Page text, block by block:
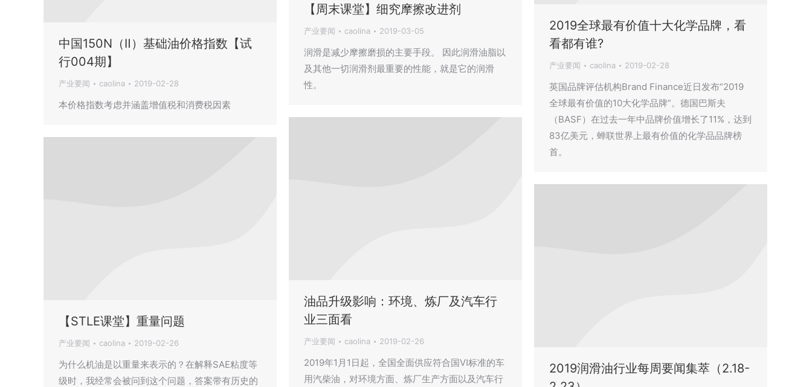
【周末课堂】细究摩擦改进剂
产业要闻 caolina 2019-03-05
润滑是减少摩擦磨损的主要手段。 因此润滑油脂以
及其他一切润滑剂最重要的性能，就是它的润滑
性。
2019全球最有价值十大化学品牌，看
看都有谁?
产业要闻 caolina 2019-02-28
英国品牌评估机构Brand Finance近日发布“2019
全球最有价值的10大化学品牌”。德国巴斯夫
（BASF）在过去一年中品牌价值增长了11%，达到
83亿美元，蝉联世界上最有价值的化学品品牌榜
首。
中国150N（Ⅱ）基础油价格指数【试
行004期】
产业要闻 caolina 2019-02-28
本价格指数考虑并涵盖增值税和消费税因素
油品升级影响：环境、炼厂及汽车行
业三面看
产业要闻 caolina 2019-02-26
2019年1月1日起，全国全面供应符合国Ⅵ标准的车
用汽柴油，对环境方面、炼厂生产方面以及汽车行
【STLE课堂】重量问题
产业要闻 caolina 2019-02-26
为什么机油是以重量来表示的？在解释SAE粘度等
级时，我经常会被问到这个问题，答案带有历史的
2019润滑油行业每周要闻集萃（2.18-